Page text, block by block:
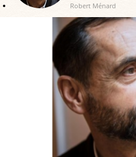
Robert Ménard